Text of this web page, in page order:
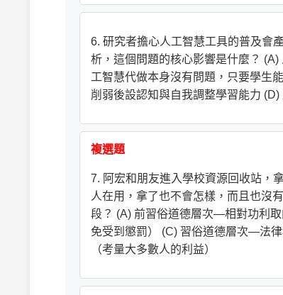
6. 研究者擔心人工智慧工具的普及會
析，這個問題的核心影響是什麼？
工智慧代做本身沒有問題，只要學生
削弱後設認知與自我調整學習能力
複選題
7. 阿宏和朋友進入學校資源回收站，
人在用，拿了也不會怎樣，而且也沒
段？ (A) 前習俗道德層次—相對功利
免受到懲罰） (C) 習俗道德層次—法
（考量大多數人的利益）